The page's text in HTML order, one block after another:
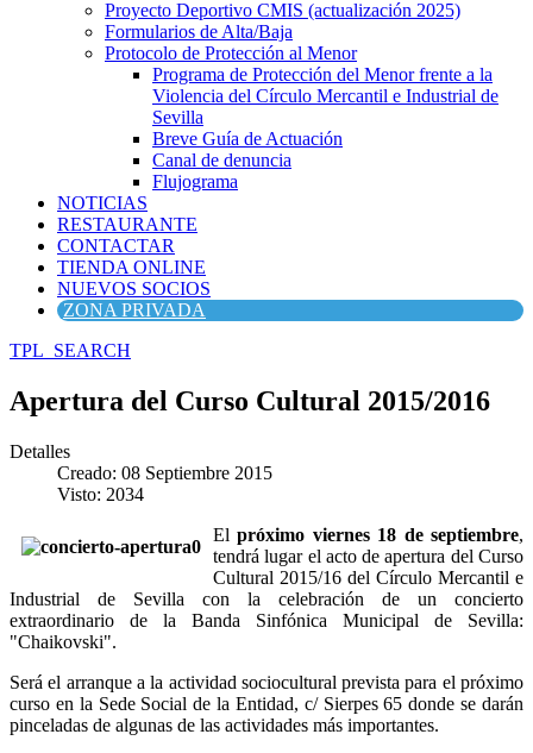
Proyecto Deportivo CMIS (actualización 2025)
Formularios de Alta/Baja
Protocolo de Protección al Menor
Programa de Protección del Menor frente a la
Violencia del Círculo Mercantil e Industrial de
Sevilla
Breve Guía de Actuación
Canal de denuncia
Flujograma
NOTICIAS
RESTAURANTE
CONTACTAR
TIENDA ONLINE
NUEVOS SOCIOS
ZONA PRIVADA
TPL_SEARCH
Apertura del Curso Cultural 2015/2016
Detalles
Creado: 08 Septiembre 2015
Visto: 2034
Elpróximo viernes 18 de septiembre,
tendrá lugar el acto de apertura del Curso
Cultural 2015/16 del Círculo Mercantil e
Industrial de Sevilla con la celebración de un concierto
extraordinario de la Banda Sinfónica Municipal de Sevilla:
"Chaikovski".
Será el arranque a la actividad sociocultural prevista para el próximo
curso en la Sede Social de la Entidad, c/ Sierpes 65 donde se darán
pinceladas de algunas de las actividades más importantes.